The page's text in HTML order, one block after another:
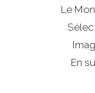
Le
En